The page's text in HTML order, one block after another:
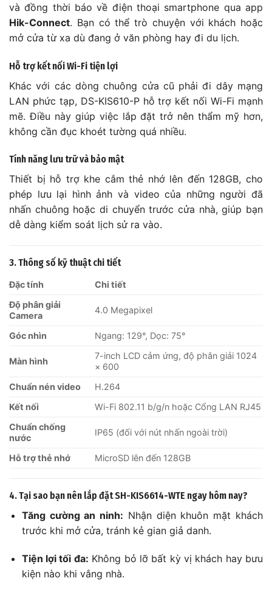
và đồng thời báo về điện thoại smartphone qua app
Hik-Connect. Bạn có thể trò chuyện với khách hoặc
mở cửa từ xa dù đang ở văn phòng hay đi du lịch.
Hỗ trợ kết nối Wi-Fi tiện lợi
Khác với các dòng chuông cửa cũ phải đi dây mạng
LAN phức tạp, DS-KIS610-P hỗ trợ kết nối Wi-Fi mạnh
mẽ. Điều này giúp việc lắp đặt trở nên thẩm mỹ hơn,
không cần đục khoét tường quá nhiều.
Tính năng lưu trữ và bảo mật
Thiết bị hỗ trợ khe cắm thẻ nhớ lên đến 128GB, cho
phép lưu lại hình ảnh và video của những người đã
nhấn chuông hoặc di chuyển trước cửa nhà, giúp bạn
dễ dàng kiểm soát lịch sử ra vào.
3. Thông số kỹ thuật chi tiết
Đặc tính
Chi tiết
Độ phân giải
Camera
4.0 Megapixel
Góc nhìn Ngang: 129°, Dọc: 75°
Màn hình
7-inch LCD cảm ứng, độ phân giải 1024
× 600
Chuẩn nén video
H.264
Kết nối
Wi-Fi 802.11 b/g/n hoặc Cổng LAN RJ45
Chuẩn chống
nước
IP65 (đối với nút nhấn ngoài trời)
Hỗ trợ thẻ nhớ MicroSD lên đến 128GB
4. Tại sao bạn nên lắp đặt SH-KIS6614-WTE ngay hôm nay?
Tăng cường an ninh: Nhận diện khuôn mặt khách
trước khi mở cửa, tránh kẻ gian giả danh.
Tiện lợi tối đa: Không bỏ lỡ bất kỳ vị khách hay bưu
kiện nào khi vắng nhà.